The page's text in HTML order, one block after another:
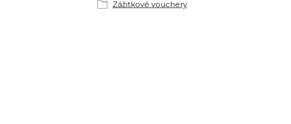
Zážitkové vouchery